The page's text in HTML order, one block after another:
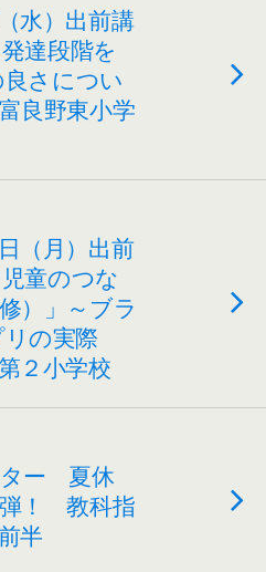
水）出前講
達段階を
良さについ
良野東小学
（月）出前
童のつな
）」～ブラ
の実際
２小学校
ター 夏休
！ 教科指
半